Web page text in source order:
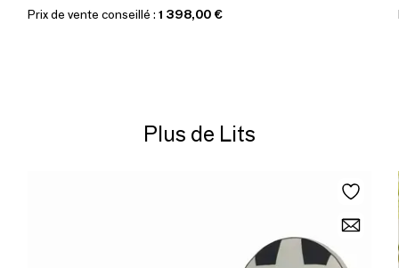
Prix de vente conseillé : 1 398,00 €
Plus de Lits